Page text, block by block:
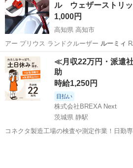
ル ウェザーストリ
ー…
1,000円
高知県 高知市
アー プリウス ランドクルーザー ルーミィ
ル…
高知 高知市 車のパーツ ウェザ
≪月収22万円・派遣
助
時給1,250円
日払い
株式会社BREXA Next
茨城県 静駅
コネクタ製造工場の検査や測定作業！日勤